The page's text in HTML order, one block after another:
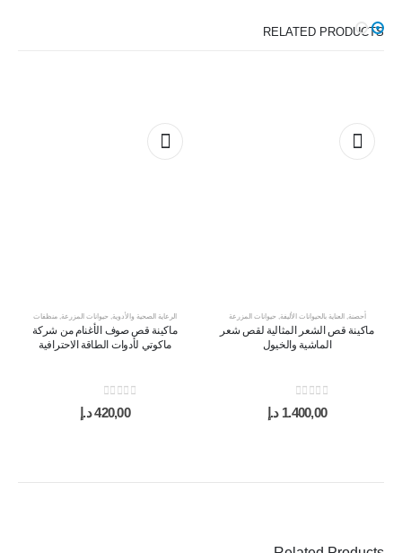
RELATED PRODUCTS
أحصنة العناية بالحيوانات الأليفة حيوانات المزرعة
ماكينة قص الشعر المثالية لقص شعر
الماشية والخيول
0
out of 5
1.400,00 د.إ
الرعاية الصحية والأدوية حيوانات المزرعة منظفات
ماكينة قص صوف الأغنام من شركة
ماكوتي لأدوات الطاقة الاحترافية
out of 5
420,00 د.إ